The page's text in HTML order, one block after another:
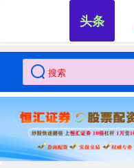
头条